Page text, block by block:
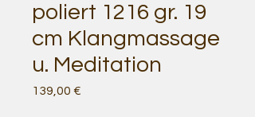
poliert 1216 gr. 19
cm Klangmassage
u. Meditation
139,00 €